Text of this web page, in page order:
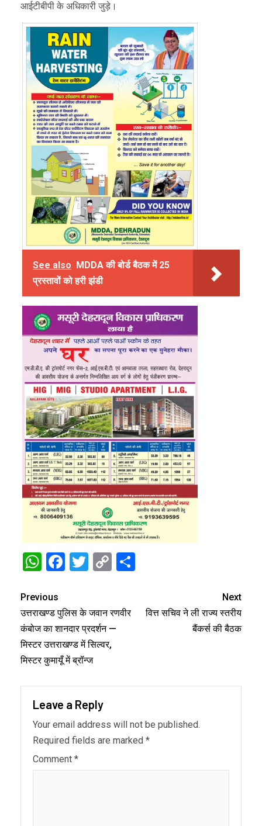
आईटीबीपी के अधिकारी जुड़े।
See also
MDDA की बोर्ड बैठक में 25
प्रस्तावों को हरी झंडी
WhatsApp
Facebook
Twitter
Copy
Previous
उत्तराखण्ड पुलिस के जवान रणवीर
कंबोज का शानदार प्रदर्शन —
मिस्टर उत्तराखण्ड में सिल्वर,
मिस्टर कुमायूँ में ब्रॉन्ज
Next
वित्त सचिव ने ली राज्य स्तरीय
बैंकर्स की बैठक
Leave a Reply
Your email address will not be published.
Required fields are marked *
Comment *